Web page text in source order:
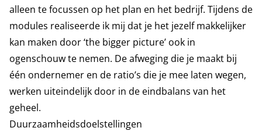
alleen te focussen op het plan en het bedrijf. Tijdens de
modules realiseerde ik mij dat je het jezelf makkelijker
kan maken door ‘the bigger picture’ ook in
ogenschouw te nemen. De afweging die je maakt bij
één ondernemer en de ratio’s die je mee laten wegen,
werken uiteindelijk door in de eindbalans van het
geheel.
Duurzaamheidsdoelstellingen